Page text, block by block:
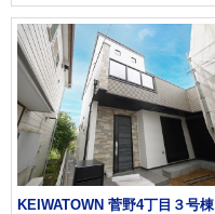
KEIWATOWN 菅野4丁目３号棟